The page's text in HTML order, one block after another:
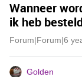
Wanneer
ik heb
Forum|Forum|6
Golden